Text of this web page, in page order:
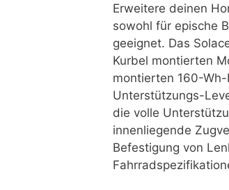
Erweitere deinen
sowohl für epische
geeignet. Das
Kurbel montierten
montierten 160-
Unterstützungs-
die volle
innenliegende
Befestigung von